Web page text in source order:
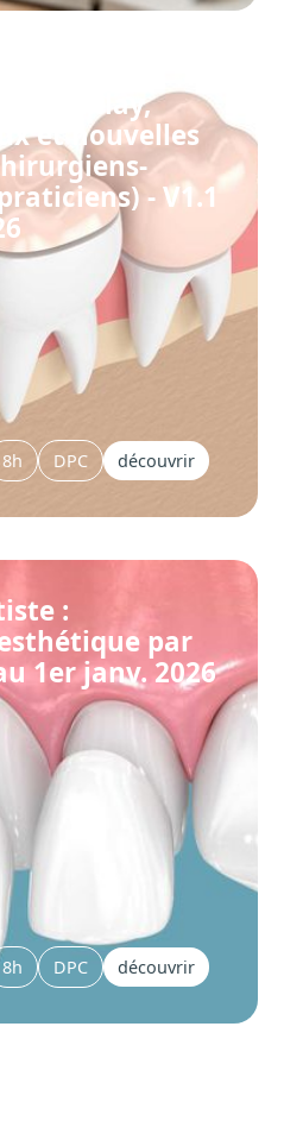
: Inlay,
et nouvelles
- V1.1
8h DPC découvrir
:
par
1er janv. 2026
8h DPC découvrir